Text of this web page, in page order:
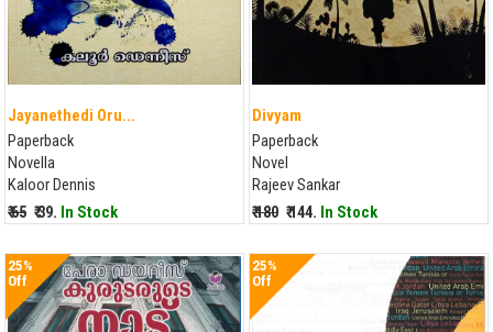
Jayanethedi Oru...
Paperback
Novella
Kaloor Dennis
₹ 65 ₹ 39. In Stock
Divyam
Paperback
Novel
Rajeev Sankar
₹ 180 ₹ 144. In Stock
25%
Off
25%
Off